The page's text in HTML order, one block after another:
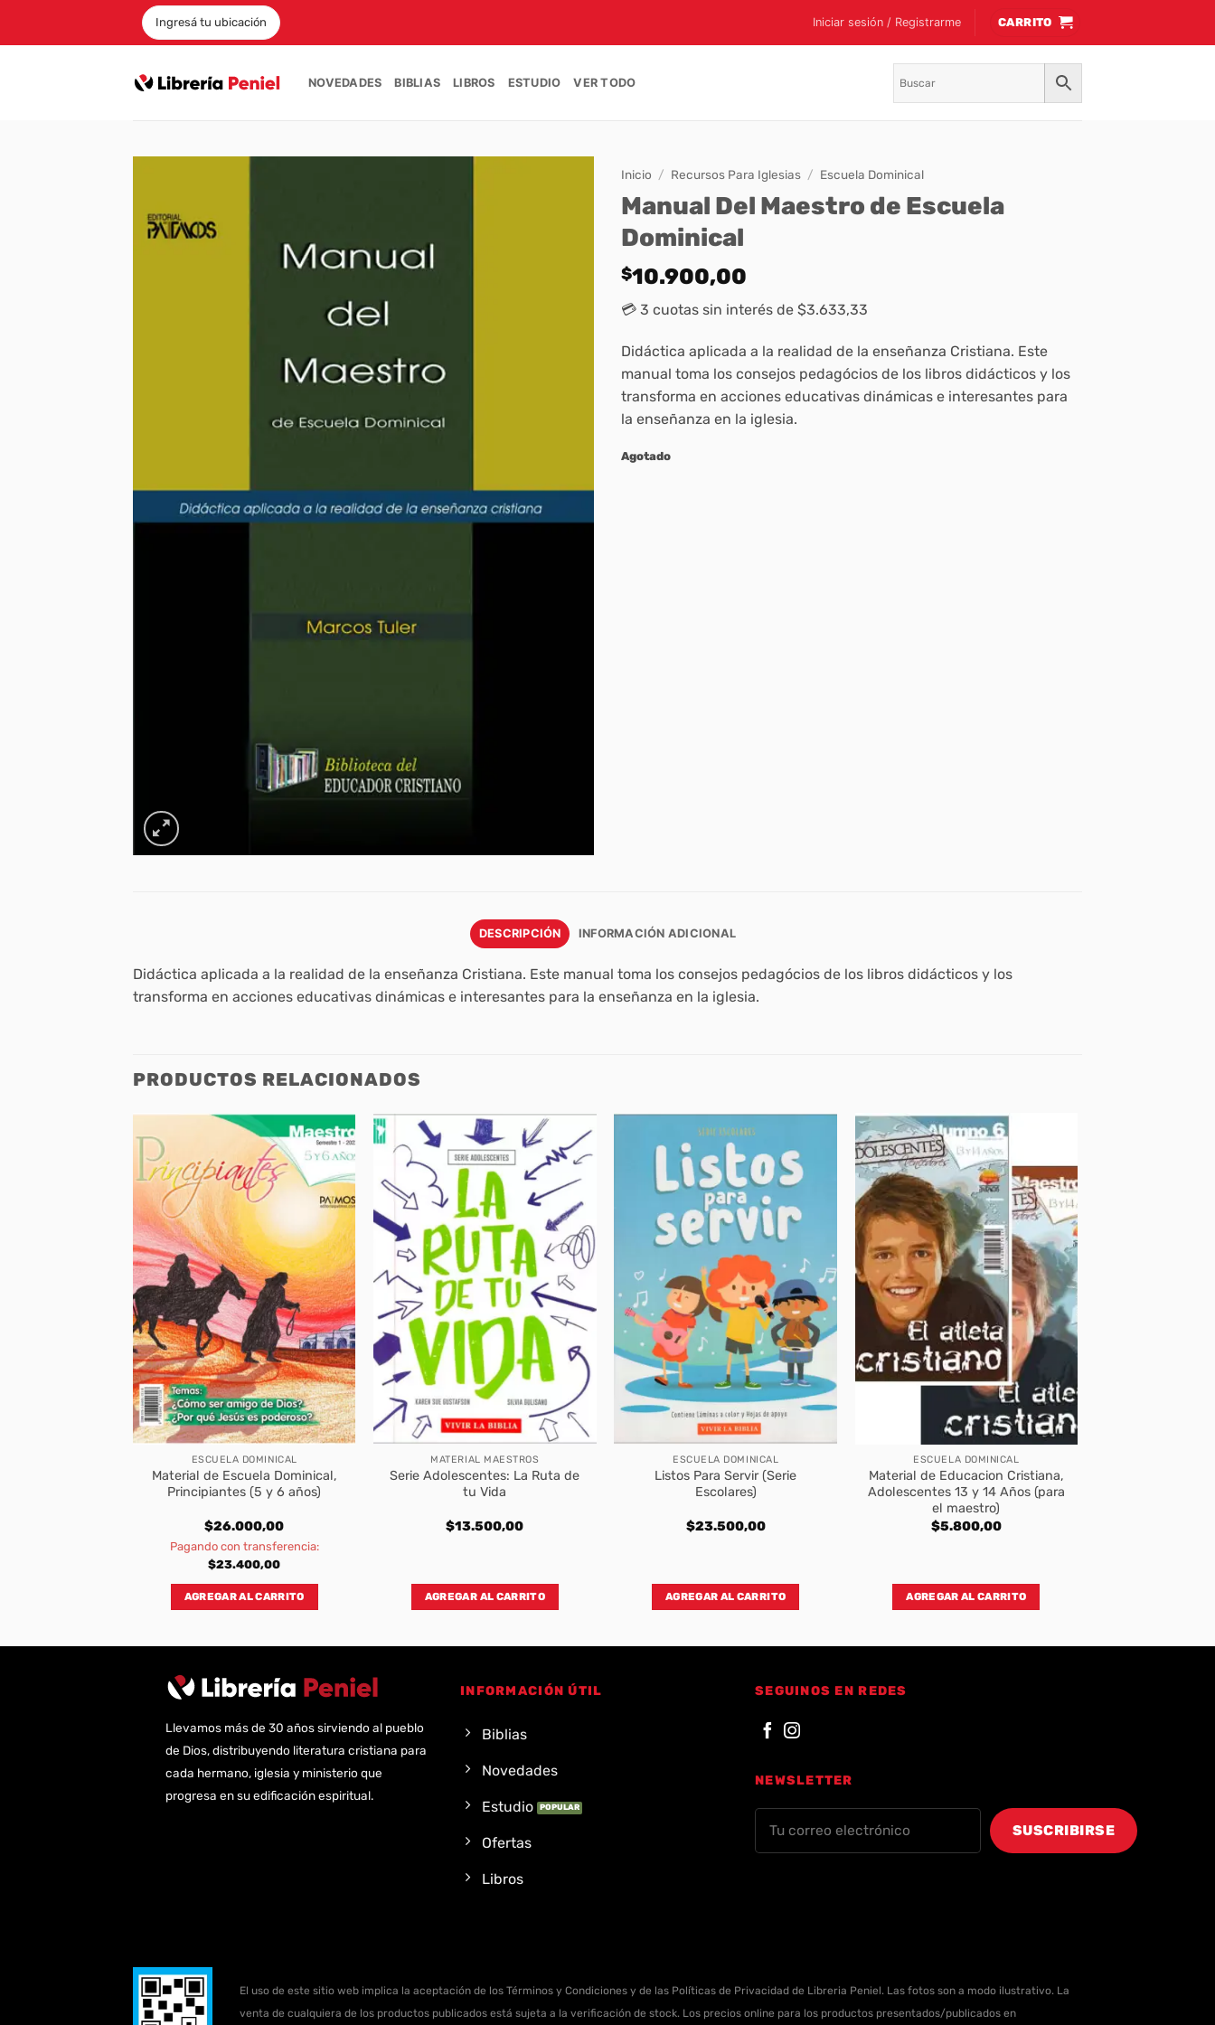
Ingresá tu ubicación Iniciar sesión / Registrarme CARRITO
NOVEDADES BIBLIAS LIBROS ESTUDIO VER TODO
Inicio / Recursos Para Iglesias / Escuela Dominical
Manual Del Maestro de Escuela
Dominical
$10.900,00
💳 3 cuotas sin interés de $3.633,33
Didáctica aplicada a la realidad de la enseñanza Cristiana. Este
manual toma los consejos pedagócios de los libros didácticos y los
transforma en acciones educativas dinámicas e interesantes para
la enseñanza en la iglesia.
Agotado
DESCRIPCIÓN INFORMACIÓN ADICIONAL
Didáctica aplicada a la realidad de la enseñanza Cristiana. Este manual toma los consejos pedagócios de los libros didácticos y los
transforma en acciones educativas dinámicas e interesantes para la enseñanza en la iglesia.
PRODUCTOS RELACIONADOS
ESCUELA DOMINICAL
Material de Escuela Dominical,
Principiantes (5 y 6 años)
$26.000,00
Pagando con transferencia:
$23.400,00
AGREGAR AL CARRITO
MATERIAL MAESTROS
Serie Adolescentes: La Ruta de
tu Vida
$13.500,00
AGREGAR AL CARRITO
ESCUELA DOMINICAL
Listos Para Servir (Serie
Escolares)
$23.500,00
AGREGAR AL CARRITO
ESCUELA DOMINICAL
Material de Educacion Cristiana,
Adolescentes 13 y 14 Años (para
el maestro)
$5.800,00
AGREGAR AL CARRITO
Llevamos más de 30 años sirviendo al pueblo
de Dios, distribuyendo literatura cristiana para
cada hermano, iglesia y ministerio que
progresa en su edificación espiritual.
INFORMACIÓN ÚTIL
Biblias
Novedades
Estudio
Ofertas
Libros
SEGUINOS EN REDES
NEWSLETTER
El uso de este sitio web implica la aceptación de los Términos y Condiciones y de las Políticas de Privacidad de Libreria Peniel. Las fotos son a modo ilustrativo. La
venta de cualquiera de los productos publicados está sujeta a la verificación de stock. Los precios online para los productos presentados/publicados en